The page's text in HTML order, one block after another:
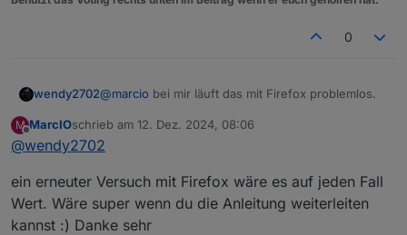
0
wendy2702@marcio bei mir läuft das mit Firefox problemlos.
Allerdings auch mit wesentlich kürzerem Link.
finden nach der ich installiert habe.
Habe aktuell 10 Views mit Grafana, Kamera live
streams, Buttons usw.
M
Offline
MarcIOschrieb am 12. Dez. 2024, 08:06
zuletzt editiert von
@wendy2702
ein erneuter Versuch mit Firefox wäre es auf jeden Fall
Wert. Wäre super wenn du die Anleitung weiterleiten
kannst :) Danke sehr